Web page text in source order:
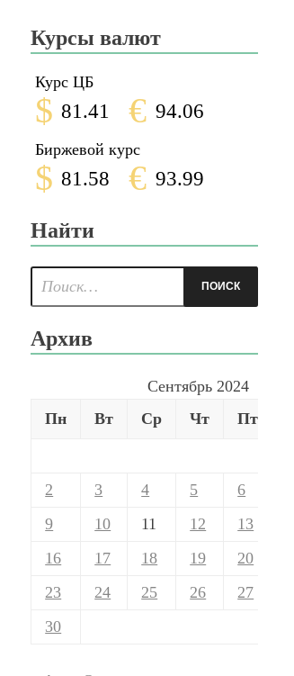
Курсы валют
Курс ЦБ
$ 81.41 € 94.06
Биржевой курс
$ 81.58 € 93.99
Найти
Архив
Сентябрь 2024
Пн
Вт Ср Чт Пт
2 3 4 5 6
9
10 11 12 13
16
17 18 19 20
23
24 25 26 27
30